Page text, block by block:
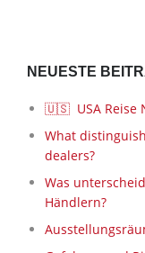
NEUESTE
🇺🇸 USA Reise
What
dealers?
Was
Händlern?